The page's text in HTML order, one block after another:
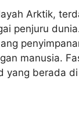
Arktik,
penjuru
manusia.
yang berada